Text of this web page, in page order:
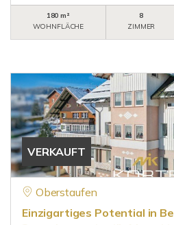
180 m²
WOHNFLÄCHE
8
ZIMMER
VERKAUFT
Oberstaufen
Einzigartiges Potential in